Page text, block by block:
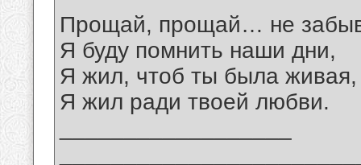
Прощай, прощай… не
Я буду помнить наши дни,
Я жил, чтоб ты была живая,
Я жил ради твоей любви.